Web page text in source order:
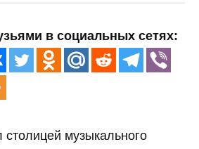
в социальных сетях:
столицей музыкального